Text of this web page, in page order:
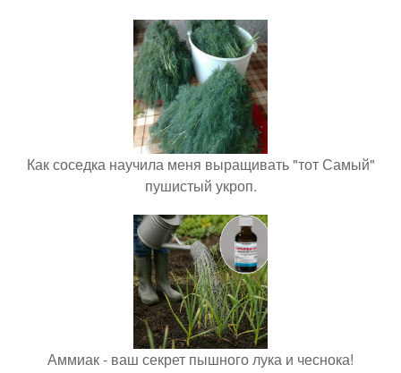
Как соседка научила меня выращивать "тот Самый"
пушистый укроп.
Аммиак - ваш секрет пышного лука и чеснока!